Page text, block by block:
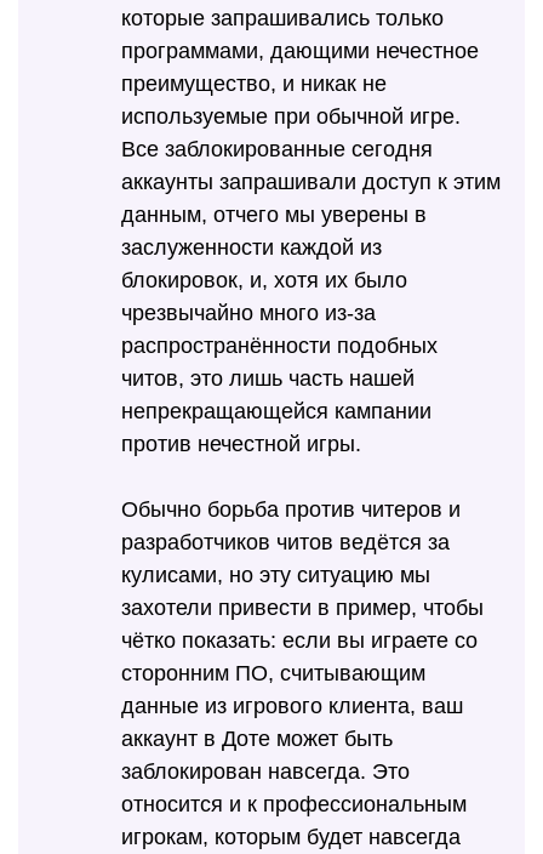
которые запрашивались только
программами, дающими нечестное
преимущество, и никак не
используемые при обычной игре.
Все заблокированные сегодня
аккаунты запрашивали доступ к этим
данным, отчего мы уверены в
заслуженности каждой из
блокировок, и, хотя их было
чрезвычайно много из-за
распространённости подобных
читов, это лишь часть нашей
непрекращающейся кампании
против нечестной игры.
Обычно борьба против читеров и
разработчиков читов ведётся за
кулисами, но эту ситуацию мы
захотели привести в пример, чтобы
чётко показать: если вы играете со
сторонним ПО, считывающим
данные из игрового клиента, ваш
аккаунт в Доте может быть
заблокирован навсегда. Это
относится и к профессиональным
игрокам, которым будет навсегда